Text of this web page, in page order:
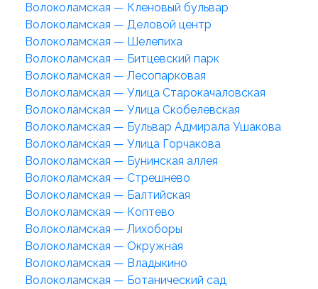
Волоколамская — Кленовый бульвар
Волоколамская — Деловой центр
Волоколамская — Шелепиха
Волоколамская — Битцевский парк
Волоколамская — Лесопарковая
Волоколамская — Улица Старокачаловская
Волоколамская — Улица Скобелевская
Волоколамская — Бульвар Адмирала Ушакова
Волоколамская — Улица Горчакова
Волоколамская — Бунинская аллея
Волоколамская — Стрешнево
Волоколамская — Балтийская
Волоколамская — Коптево
Волоколамская — Лихоборы
Волоколамская — Окружная
Волоколамская — Владыкино
Волоколамская — Ботанический сад